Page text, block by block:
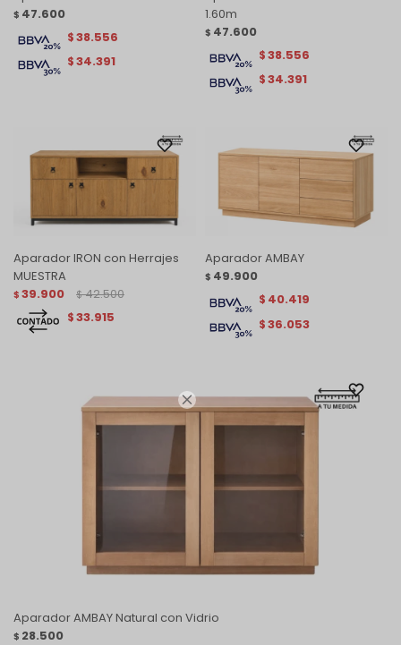

$ 47.600
$34.391
$38.556
1.60m
$ 47.600
$34.391
$38.556
Aparador IRON con Herrajes
MUESTRA
$ 39.900 $ 42.500
$33.915
Aparador AMBAY
$ 49.900
$36.053
$ 40.419
Aparador AMBAY Natural con Vidrio
$ 28.500